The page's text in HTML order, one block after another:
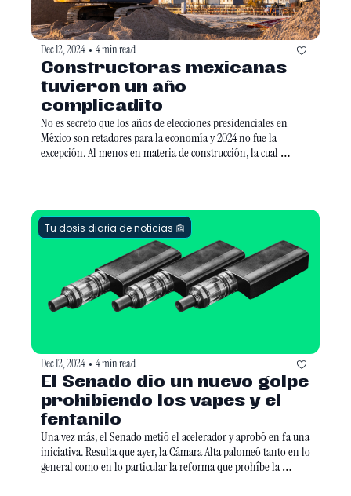
Dec 12, 2024 • 4 min read
Constructoras mexicanas
tuvieron un año
No es secreto que los años de elecciones presidenciales en
México son retadores para la economía y 2024 no fue la
excepción. Al menos en materia de construcción, la cual
Tu dosis diaria de noticias 📰
Dec 12, 2024 • 4 min read
El Senado dio un nuevo golpe
prohibiendo los vapes y el
Una vez más, el Senado metió el acelerador y aprobó en fa una
iniciativa. Resulta que ayer, la Cámara Alta palomeó tanto en lo
general como en lo particular la reforma que prohíbe la